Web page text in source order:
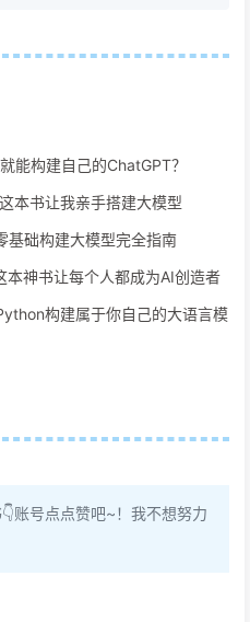
能构建自己的ChatGPT？
本书让我亲手搭建大模型
基础构建大模型完全指南
本神书让每个人都成为AI创造者
构建属于你自己的大语言模
账号点点赞吧~！我不想努力